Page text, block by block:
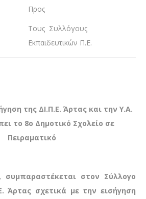
Προς
Τους Συλλόγους
Εκπαιδευτικών Π.Ε.
της ΔΙ.Π.Ε. Άρτας και την Υ.Α.
το 8ο Δημοτικό Σχολείο σε
Πειραματικό
συμπαραστέκεται στον Σύλλογο
Άρτας σχετικά με την εισήγηση